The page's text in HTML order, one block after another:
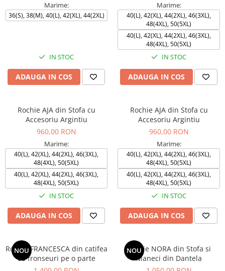
Marime:
36(S), 38(M), 40(L), 42(XL), 44(2XL)
IN STOC
ADAUGA IN COS
Marime:
40(L), 42(XL), 44(2XL), 46(3XL),
48(4XL), 50(5XL)
40(L), 42(XL), 44(2XL), 46(3XL),
48(4XL), 50(5XL)
IN STOC
ADAUGA IN COS
Rochie AJA din Stofa cu
Accesoriu Argintiu
960,00 RON
Marime:
40(L), 42(XL), 44(2XL), 46(3XL),
48(4XL), 50(5XL)
40(L), 42(XL), 44(2XL), 46(3XL),
48(4XL), 50(5XL)
IN STOC
ADAUGA IN COS
Rochie AJA din Stofa cu
Accesoriu Argintiu
960,00 RON
Marime:
40(L), 42(XL), 44(2XL), 46(3XL),
48(4XL), 50(5XL)
40(L), 42(XL), 44(2XL), 46(3XL),
48(4XL), 50(5XL)
IN STOC
ADAUGA IN COS
NOU
Rochie FRANCESCA din catifea
cu fronseuri pe o parte
NOU
Rochie NORA din Stofa si
Maneci din Dantela